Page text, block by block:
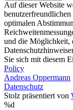
Auf dieser Website
optimalen
und die Möglichkeit,
Sie sich mit diesem
Policy
Andreas Oppermann
Datenschutz
Stolz präsentiert von
%d